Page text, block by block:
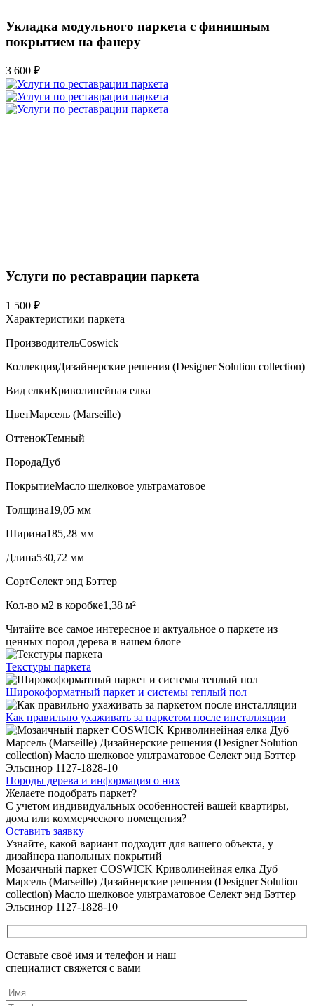
Укладка модульного паркета с финишным
покрытием на фанеру
3 600 ₽
Услуги по реставрации паркета
1 500 ₽
Характеристики паркета
ПроизводительCoswick
КоллекцияДизайнерские решения (Designer Solution collection)
Вид елкиКриволинейная елка
ЦветМарсель (Marseille)
ОттенокТемный
ПородаДуб
ПокрытиеМасло шелковое ультраматовое
Толщина19,05 мм
Ширина185,28 мм
Длина530,72 мм
СортСелект энд Бэттер
Кол-во м2 в коробке1,38 м²
Читайте все самое интересное и актуальное о паркете из
ценных пород дерева в нашем блоге
Текстуры паркета
Широкоформатный паркет и системы теплый пол
Как правильно ухаживать за паркетом после инсталляции
Породы дерева и информация о них
Желаете подобрать паркет?
С учетом индивидуальных особенностей вашей квартиры,
дома или коммерческого помещения?
Оставить заявку
Узнайте, какой вариант подходит для вашего объекта, у
дизайнера напольных покрытий
Мозаичный паркет COSWICK Криволинейная елка Дуб
Марсель (Marseille) Дизайнерские решения (Designer Solution
collection) Масло шелковое ультраматовое Селект энд Бэттер
Эльсинор 1127-1828-10
Оставьте своё имя и телефон и наш
специалист свяжется с вами